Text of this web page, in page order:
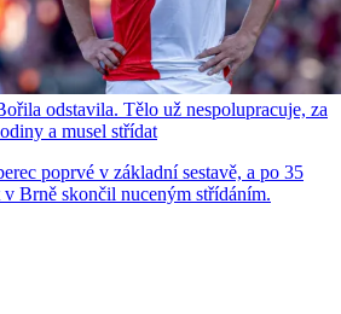
odstavila. Tělo už nespolupracuje, za
a musel střídat
poprvé v základní sestavě, a po 35
Brně skončil nuceným střídáním.